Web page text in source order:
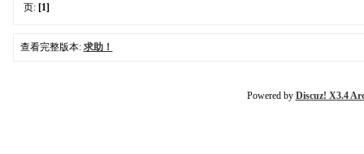
页: [1]
查看完整版本: 求助！
Powered by Discuz! X3.4